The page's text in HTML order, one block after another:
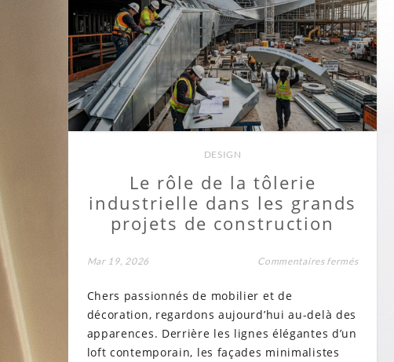
DESIGN
Le rôle de la tôlerie
industrielle dans les grands
projets de construction
Mar 19, 2026 Commentaires ferméssur
Chers passionnés de mobilier et de
décoration, regardons aujourd’hui au-delà des
apparences. Derrière les lignes élégantes d’un
loft contemporain, les façades minimalistes